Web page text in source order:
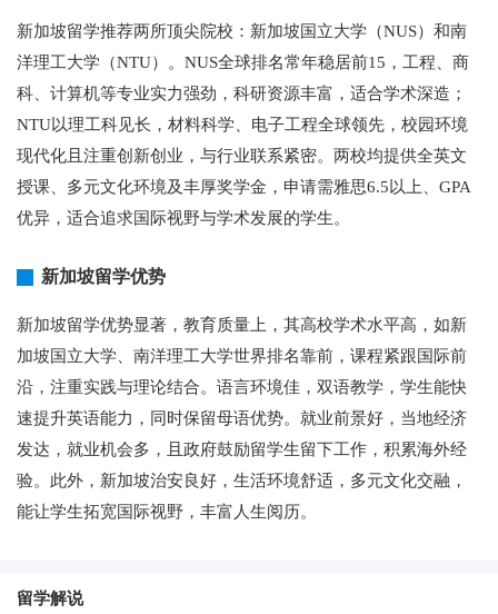
新加坡留学推荐两所顶尖院校：新加坡国立大学（NUS）和南
洋理工大学（NTU）。NUS全球排名常年稳居前15，工程、商
科、计算机等专业实力强劲，科研资源丰富，适合学术深造；
NTU以理工科见长，材料科学、电子工程全球领先，校园环境
现代化且注重创新创业，与行业联系紧密。两校均提供全英文
授课、多元文化环境及丰厚奖学金，申请需雅思6.5以上、GPA
优异，适合追求国际视野与学术发展的学生。
新加坡留学优势
新加坡留学优势显著，教育质量上，其高校学术水平高，如新
加坡国立大学、南洋理工大学世界排名靠前，课程紧跟国际前
沿，注重实践与理论结合。语言环境佳，双语教学，学生能快
速提升英语能力，同时保留母语优势。就业前景好，当地经济
发达，就业机会多，且政府鼓励留学生留下工作，积累海外经
验。此外，新加坡治安良好，生活环境舒适，多元文化交融，
能让学生拓宽国际视野，丰富人生阅历。
留学解说